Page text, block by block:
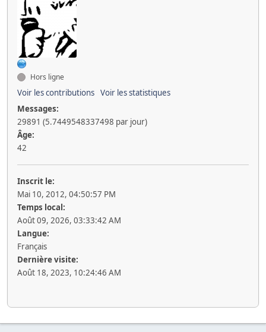
Hors ligne
Voir les contributions Voir les statistiques
Messages:
29891 (5.7449548337498 par jour)
Âge:
42
Inscrit le:
Mai 10, 2012, 04:50:57 PM
Temps local:
Août 09, 2026, 03:33:42 AM
Langue:
Français
Dernière visite:
Août 18, 2023, 10:24:46 AM